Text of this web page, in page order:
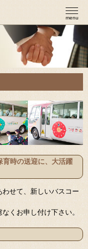
menu
育時の送迎に、大活躍
せて、新しいバスコー
くお申し付け下さい。